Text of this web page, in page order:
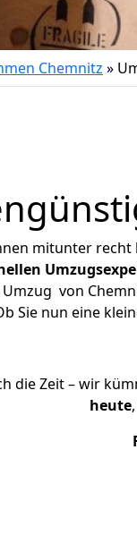
Chemnitz »
mitunter recht
von
Sie nun eine
die Zeit – wir
heute